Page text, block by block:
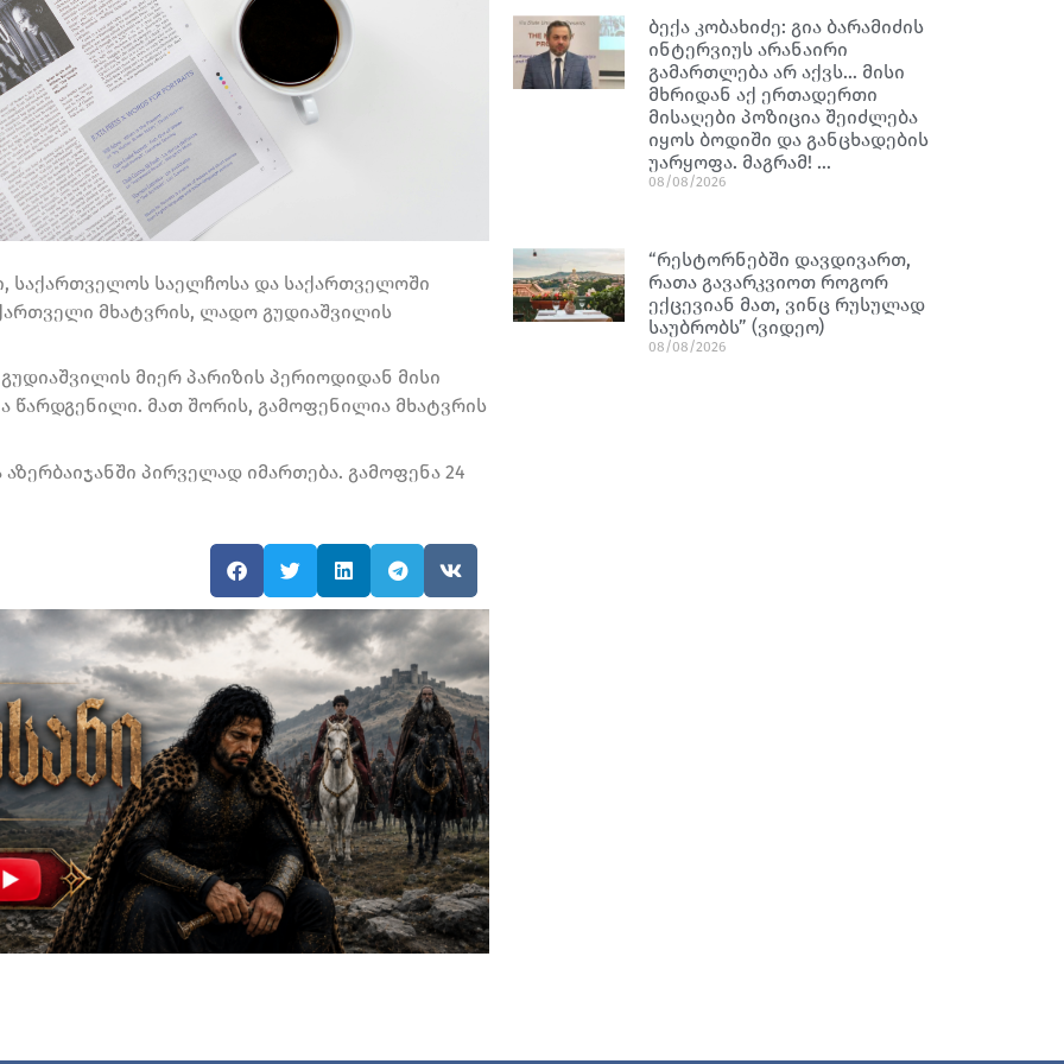
საქართველოს საელჩოსა და საქართველოში
მხატვრის, ლადო გუდიაშვილის
მიერ პარიზის პერიოდიდან მისი
წარდგენილი. მათ შორის, გამოფენილია მხატვრის
პირველად იმართება. გამოფენა 24
ბექა კობახიძე: გია ბარამიძის
ინტერვიუს არანაირი
გამართლება არ აქვს… მისი
მხრიდან აქ ერთადერთი
მისაღები პოზიცია შეიძლება
იყოს ბოდიში და განცხადების
უარყოფა. მაგრამ! …
08/08/2026
“რესტორნებში დავდივართ,
რათა გავარკვიოთ როგორ
ექცევიან მათ, ვინც რუსულად
საუბრობს” (ვიდეო)
08/08/2026